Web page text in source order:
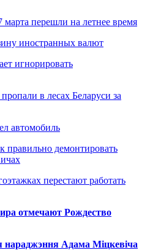
перешли на летнее время
иностранных валют
игнорировать
в лесах Беларуси за
автомобиль
правильно демонтировать
перестают работать
отмечают Рождество
нараджэння Адама Міцкевіча